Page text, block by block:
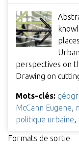
perspectives on
Drawing on
Mots-clés:
McCann Eugene
politique urbaine
Formats de sortie